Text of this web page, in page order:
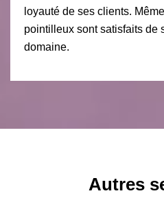
loyauté de ses clients.
pointilleux sont satisfaits de
domaine.
Autres